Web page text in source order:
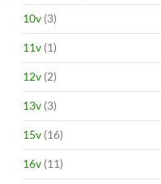
10v (3)
11v (1)
12v (2)
13v (3)
15v (16)
16v (11)